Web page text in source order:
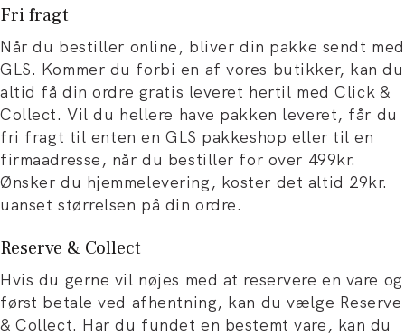
Fri fragt
Når du bestiller online, bliver din pakke sendt med
GLS. Kommer du forbi en af vores butikker, kan du
altid få din ordre gratis leveret hertil med Click &
Collect. Vil du hellere have pakken leveret, får du
fri fragt til enten en GLS pakkeshop eller til en
firmaadresse, når du bestiller for over 499kr.
Ønsker du hjemmelevering, koster det altid 29kr.
uanset størrelsen på din ordre.
Reserve & Collect
Hvis du gerne vil nøjes med at reservere en vare og
først betale ved afhentning, kan du vælge Reserve
& Collect. Har du fundet en bestemt vare, kan du